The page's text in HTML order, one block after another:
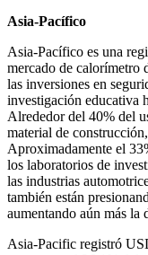
Asia-Pacífico
Asia-Pacífico es una
mercado de calorímetro
las inversiones en
investigación educativa
Alrededor del 40% del
material de
Aproximadamente el
los laboratorios de
las industrias
también están
aumentando aún más la
Asia-Pacific registró